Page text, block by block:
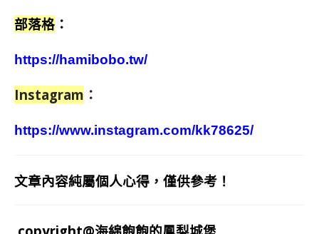
部落格 ：
https://hamibobo.tw/
Instagram ：
https://www.instagram.com/kk78625/
文章內容純屬個人心得，僅供參考！